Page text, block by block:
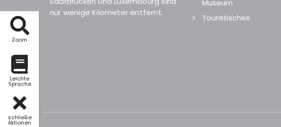
Zoom
Leichte
Sprache
schließe
Aktionen
nur wenige Kilometer entfernt.
Museum
Touristisches